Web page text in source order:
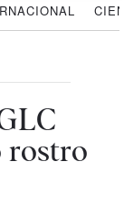
rostro